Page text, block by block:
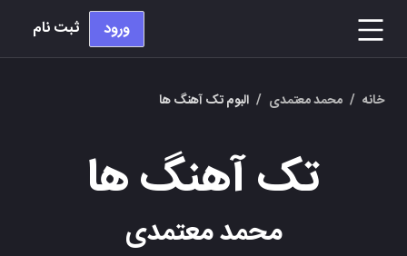
ورود ثبت نام
خانه / محمد معتمدی / البوم تک آهنگ ها
تک آهنگ ها
محمد معتمدی